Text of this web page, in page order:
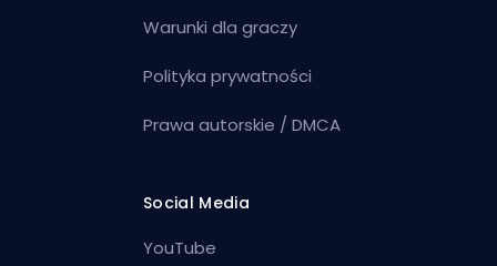
Warunki dla graczy
Polityka prywatności
Prawa autorskie / DMCA
Social Media
YouTube